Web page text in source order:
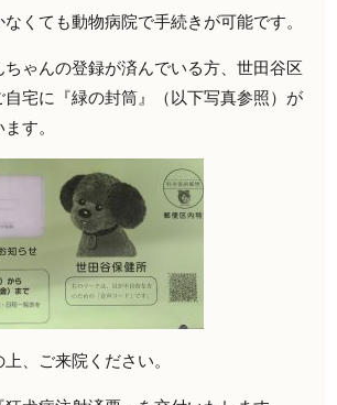
くても動物病院で手続きが可能です。
ゃんの登録が済んでいる方、世田谷区
宅に『緑の封筒』（以下写真参照）が
す。
、ご来院ください。